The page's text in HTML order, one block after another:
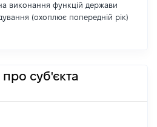
виконання функцій держави
(охоплює попередній рік)
про суб'єкта